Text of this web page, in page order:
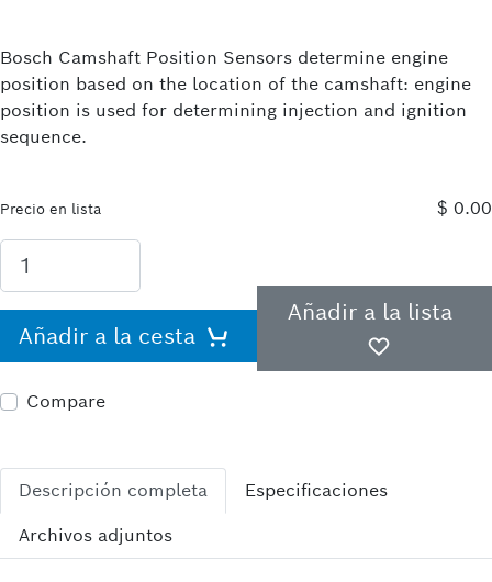
Bosch Camshaft Position Sensors determine engine
position based on the location of the camshaft: engine
position is used for determining injection and ignition
sequence.
Precio en lista $ 0.00
Añadir a la cesta
Añadir a la lista
Compare
Descripción completa
Especificaciones
Archivos adjuntos